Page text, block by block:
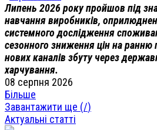
Липень 2026 року пройшов під
навчання виробників,
системного дослідження
сезонного зниження цін на
нових каналів збуту через
харчування.
08 серпня 2026
Більше
Завантажити ще (/)
Актуальні статті